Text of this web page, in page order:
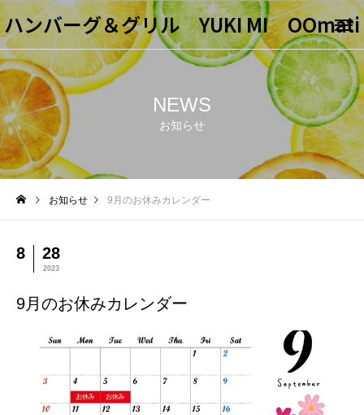
ハンバーグ＆グリル YUKI MI OOmati
NEWS
お知らせ
お知らせ 9月のお休みカレンダー
8 28
2023
9月のお休みカレンダー